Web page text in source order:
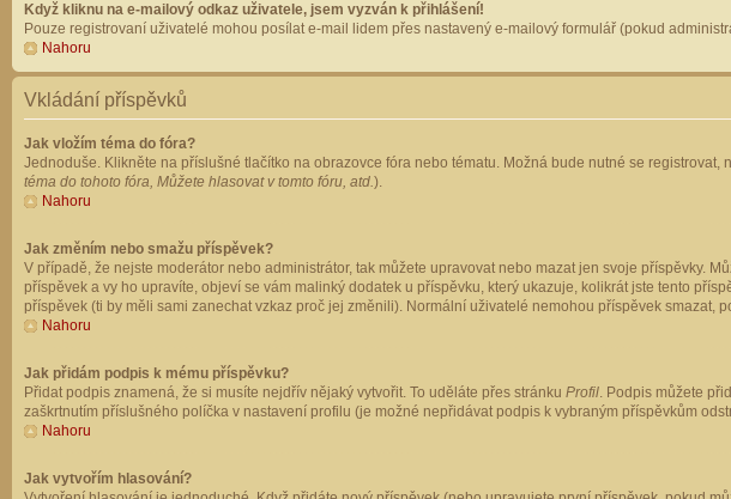
Když kliknu na e-mailový odkaz uživatele, jsem vyzván k přihlášení!
Pouze registrovaní uživatelé mohou posílat e-mail lidem přes nastavený e-mailový formulář (pokud
Nahoru
Vkládání příspěvků
Jak vložím téma do fóra?
Jednoduše. Klikněte na příslušné tlačítko na obrazovce fóra nebo tématu. Možná bude nutné se
téma do tohoto fóra, Můžete hlasovat v tomto fóru, atd.).
Nahoru
Jak změním nebo smažu příspěvek?
V případě, že nejste moderátor nebo administrátor, tak můžete upravovat nebo mazat jen svoje příspěvky.
příspěvek a vy ho upravíte, objeví se vám malinký dodatek u příspěvku, který ukazuje, kolikrát jste tento
příspěvek (ti by měli sami zanechat vzkaz proč jej změnili). Normální uživatelé nemohou příspěvek smazat,
Nahoru
Jak přidám podpis k mému příspěvku?
Přidat podpis znamená, že si musíte nejdřív nějaký vytvořit. To uděláte přes stránku Profil. Podpis můžete
zaškrtnutím příslušného políčka v nastavení profilu (je možné nepřidávat podpis k vybraným příspěvkům
Nahoru
Jak vytvořím hlasování?